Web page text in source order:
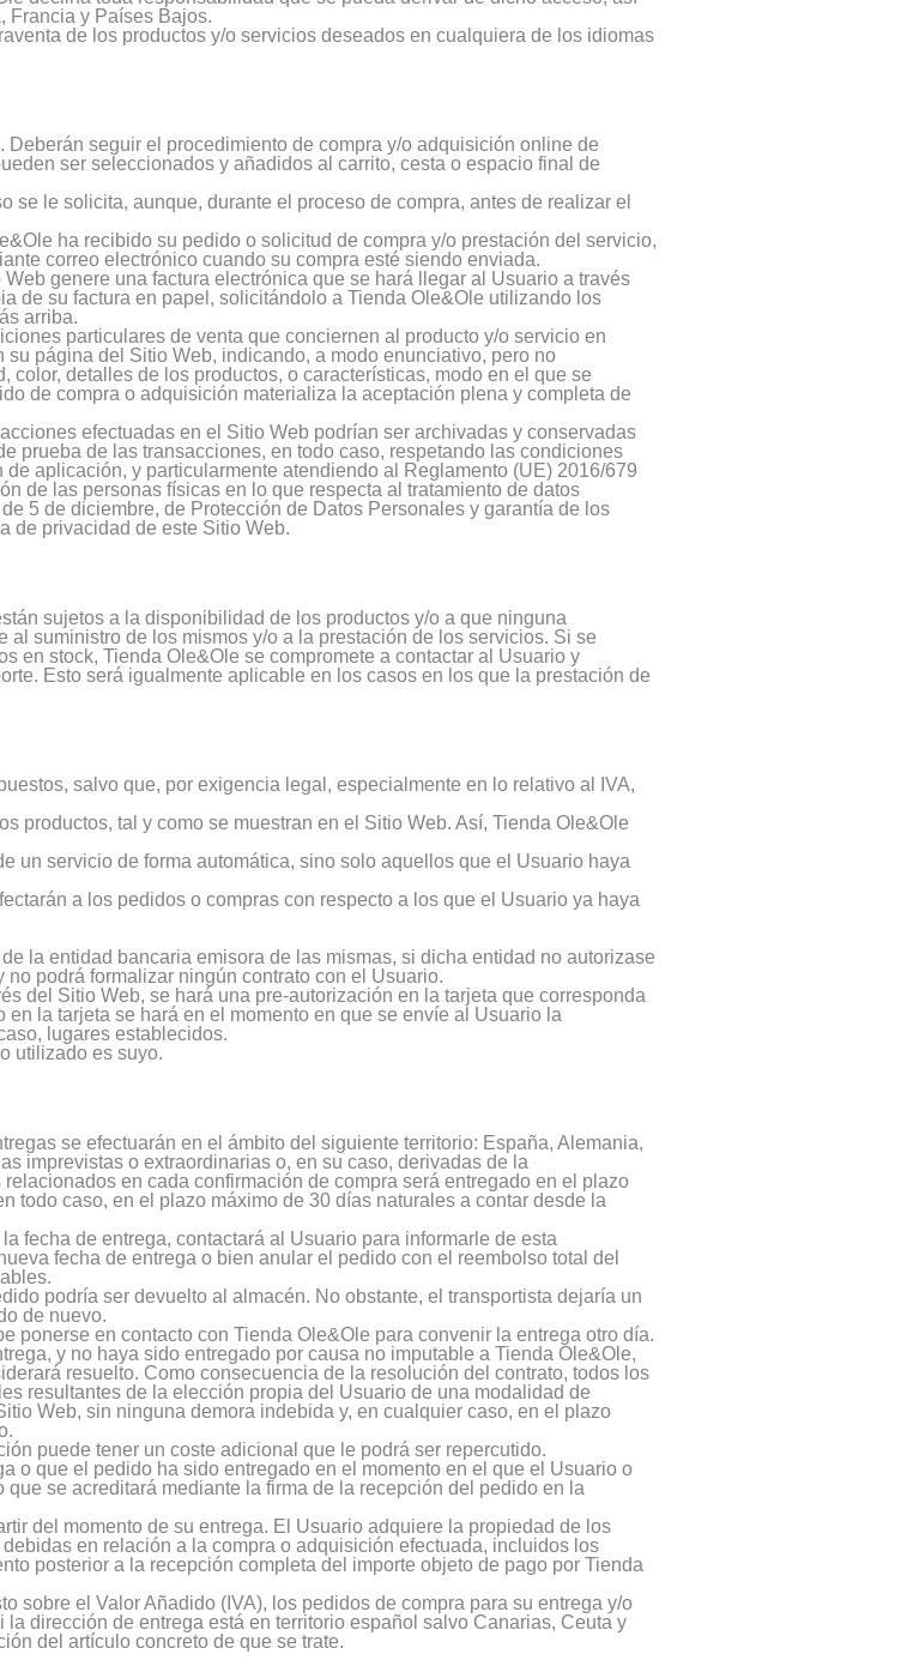
Francia y Países Bajos.
de los productos y/o servicios deseados en cualquiera de los idiomas
seguir el procedimiento de compra y/o adquisición online de
ser seleccionados y añadidos al carrito, cesta o espacio final de
le solicita, aunque, durante el proceso de compra, antes de realizar el
ha recibido su pedido o solicitud de compra y/o prestación del servicio,
correo electrónico cuando su compra esté siendo enviada.
genere una factura electrónica que se hará llegar al Usuario a través
de su factura en papel, solicitándolo a Tienda Ole&Ole utilizando los
arriba.
particulares de venta que conciernen al producto y/o servicio en
página del Sitio Web, indicando, a modo enunciativo, pero no
detalles de los productos, o características, modo en el que se
de compra o adquisición materializa la aceptación plena y completa de
efectuadas en el Sitio Web podrían ser archivadas y conservadas
prueba de las transacciones, en todo caso, respetando las condiciones
aplicación, y particularmente atendiendo al Reglamento (UE) 2016/679
de las personas físicas en lo que respecta al tratamiento de datos
5 de diciembre, de Protección de Datos Personales y garantía de los
de privacidad de este Sitio Web.
sujetos a la disponibilidad de los productos y/o a que ninguna
suministro de los mismos y/o a la prestación de los servicios. Si se
en stock, Tienda Ole&Ole se compromete a contactar al Usuario y
Esto será igualmente aplicable en los casos en los que la prestación de
salvo que, por exigencia legal, especialmente en lo relativo al IVA,
productos, tal y como se muestran en el Sitio Web. Así, Tienda Ole&Ole
un servicio de forma automática, sino solo aquellos que el Usuario haya
a los pedidos o compras con respecto a los que el Usuario ya haya
la entidad bancaria emisora de las mismas, si dicha entidad no autorizase
podrá formalizar ningún contrato con el Usuario.
del Sitio Web, se hará una pre-autorización en la tarjeta que corresponda
la tarjeta se hará en el momento en que se envíe al Usuario la
lugares establecidos.
utilizado es suyo.
se efectuarán en el ámbito del siguiente territorio: España, Alemania,
imprevistas o extraordinarias o, en su caso, derivadas de la
en cada confirmación de compra será entregado en el plazo
todo caso, en el plazo máximo de 30 días naturales a contar desde la
fecha de entrega, contactará al Usuario para informarle de esta
fecha de entrega o bien anular el pedido con el reembolso total del
podría ser devuelto al almacén. No obstante, el transportista dejaría un
de nuevo.
ponerse en contacto con Tienda Ole&Ole para convenir la entrega otro día.
y no haya sido entregado por causa no imputable a Tienda Ole&Ole,
resuelto. Como consecuencia de la resolución del contrato, todos los
resultantes de la elección propia del Usuario de una modalidad de
Web, sin ninguna demora indebida y, en cualquier caso, en el plazo
puede tener un coste adicional que le podrá ser repercutido.
o que el pedido ha sido entregado en el momento en el que el Usuario o
se acreditará mediante la firma de la recepción del pedido en la
del momento de su entrega. El Usuario adquiere la propiedad de los
en relación a la compra o adquisición efectuada, incluidos los
posterior a la recepción completa del importe objeto de pago por Tienda
sobre el Valor Añadido (IVA), los pedidos de compra para su entrega y/o
dirección de entrega está en territorio español salvo Canarias, Ceuta y
del artículo concreto de que se trate.